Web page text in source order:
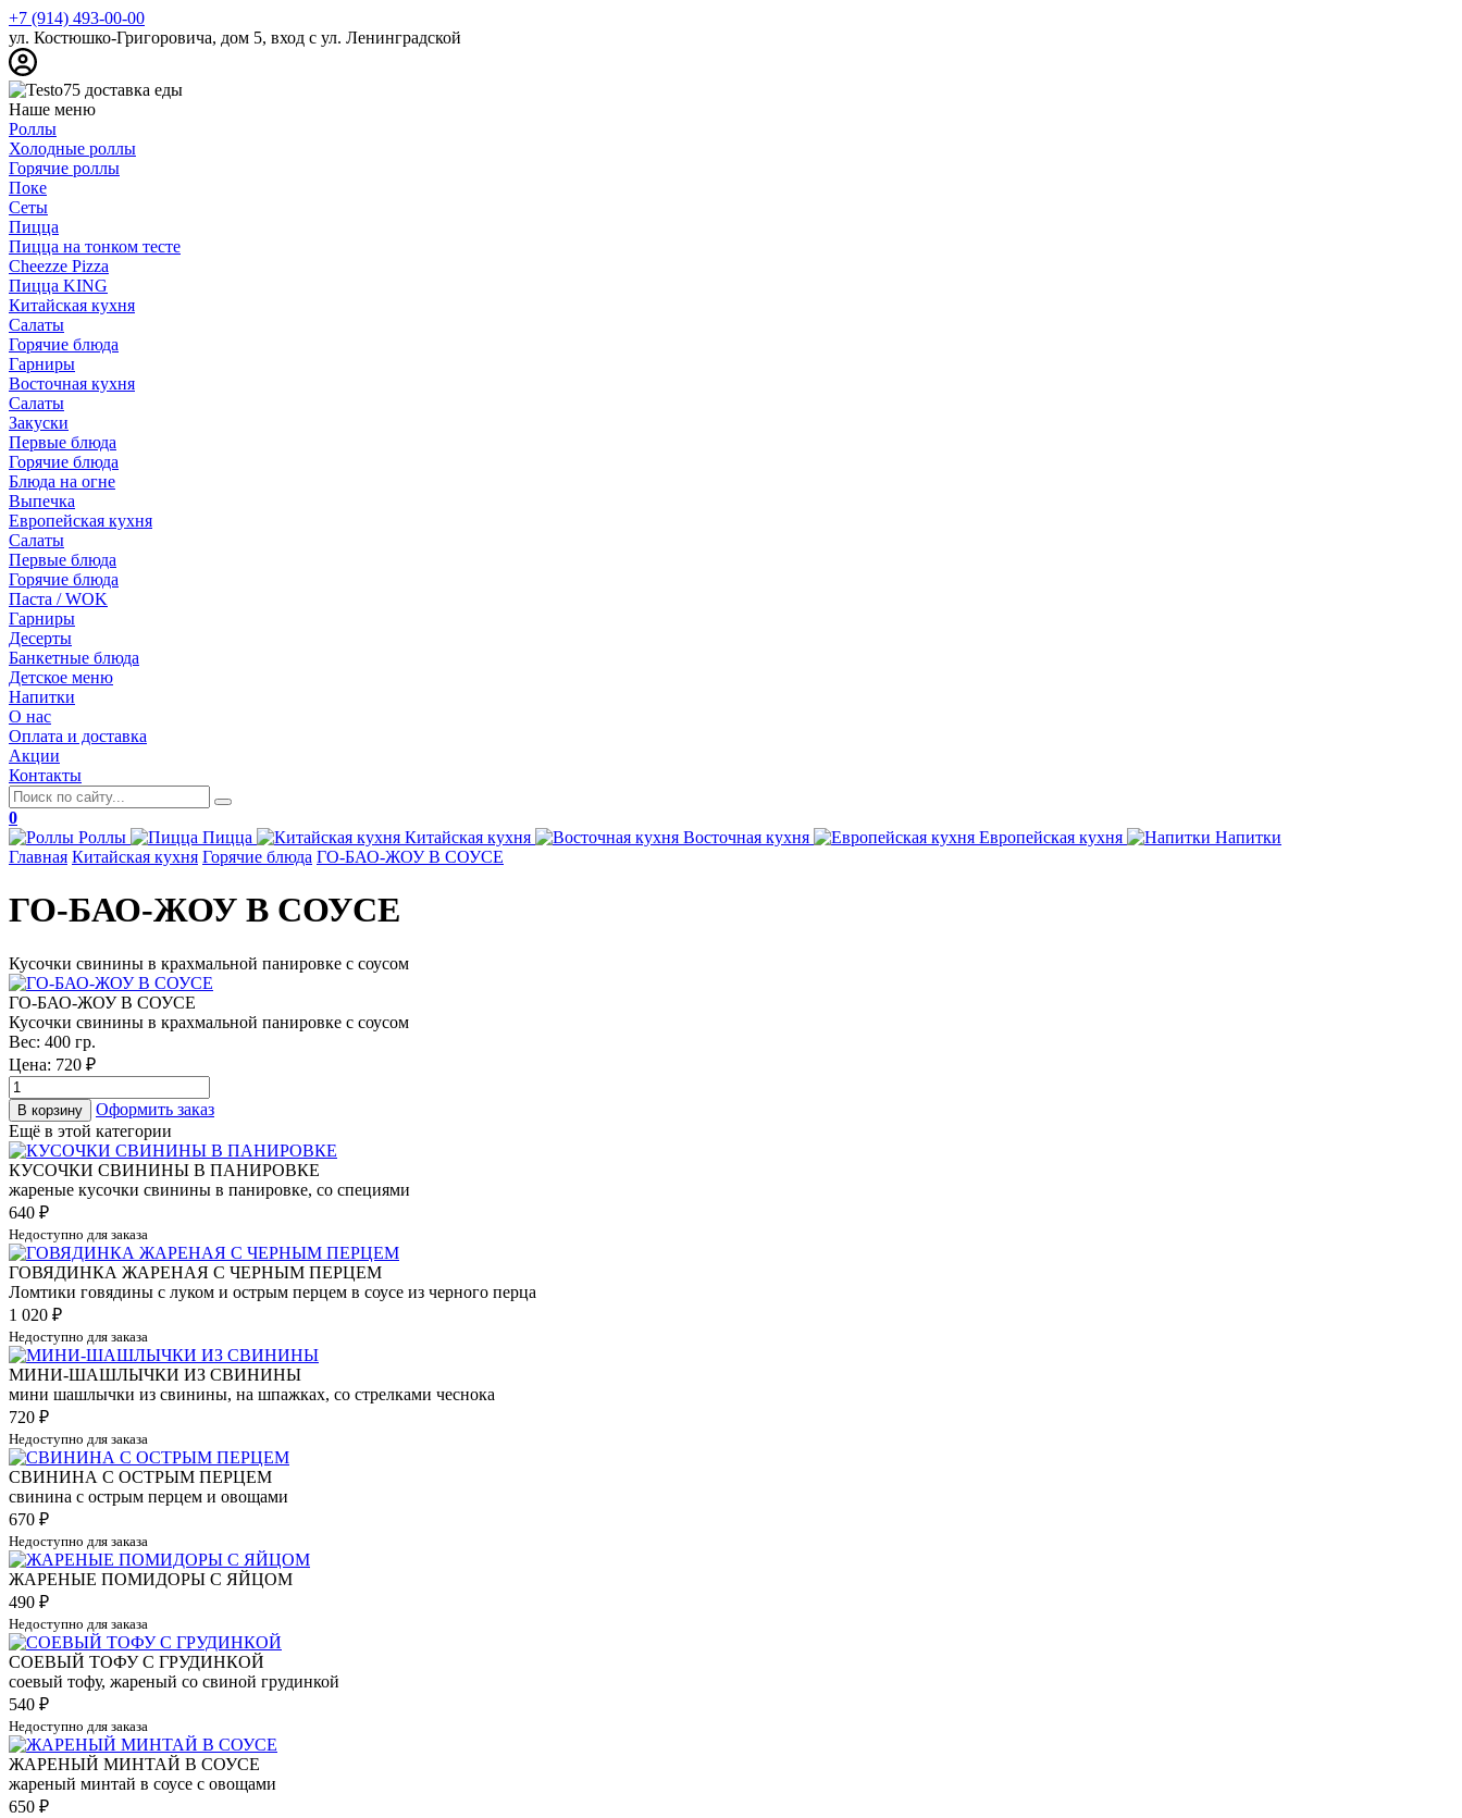
+7 (914) 493-00-00
ул. Костюшко-Григоровича, дом 5, вход с ул. Ленинградской
Наше меню
Роллы
Холодные роллы
Горячие роллы
Поке
Сеты
Пицца
Пицца на тонком тесте
Cheezze Pizza
Пицца KING
Китайская кухня
Салаты
Горячие блюда
Гарниры
Восточная кухня
Салаты
Закуски
Первые блюда
Горячие блюда
Блюда на огне
Выпечка
Европейская кухня
Салаты
Первые блюда
Горячие блюда
Паста / WOK
Гарниры
Десерты
Банкетные блюда
Детское меню
Напитки
О нас
Оплата и доставка
Акции
Контакты
0
Роллы
Пицца Китайская кухня Восточная кухня Европейская кухня
Напитки
Главная Китайская кухня Горячие блюда ГО-БАО-ЖОУ В СОУСЕ
ГО-БАО-ЖОУ В СОУСЕ
Кусочки свинины в крахмальной панировке с соусом
ГО-БАО-ЖОУ В СОУСЕ
Кусочки свинины в крахмальной панировке с соусом
Вес: 400 гр.
Цена: 720 ₽
В корзину
Оформить заказ
Ещё в этой категории
КУСОЧКИ СВИНИНЫ В ПАНИРОВКЕ
жареные кусочки свинины в панировке, со специями
640 ₽
Недоступно для заказа
ГОВЯДИНКА ЖАРЕНАЯ С ЧЕРНЫМ ПЕРЦЕМ
Ломтики говядины с луком и острым перцем в соусе из черного перца
1 020 ₽
Недоступно для заказа
МИНИ-ШАШЛЫЧКИ ИЗ СВИНИНЫ
мини шашлычки из свинины, на шпажках, со стрелками чеснока
720 ₽
Недоступно для заказа
СВИНИНА С ОСТРЫМ ПЕРЦЕМ
свинина с острым перцем и овощами
670 ₽
Недоступно для заказа
ЖАРЕНЫЕ ПОМИДОРЫ С ЯЙЦОМ
490 ₽
Недоступно для заказа
СОЕВЫЙ ТОФУ С ГРУДИНКОЙ
соевый тофу, жареный со свиной грудинкой
540 ₽
Недоступно для заказа
ЖАРЕНЫЙ МИНТАЙ В СОУСЕ
жареный минтай в соусе с овощами
650 ₽